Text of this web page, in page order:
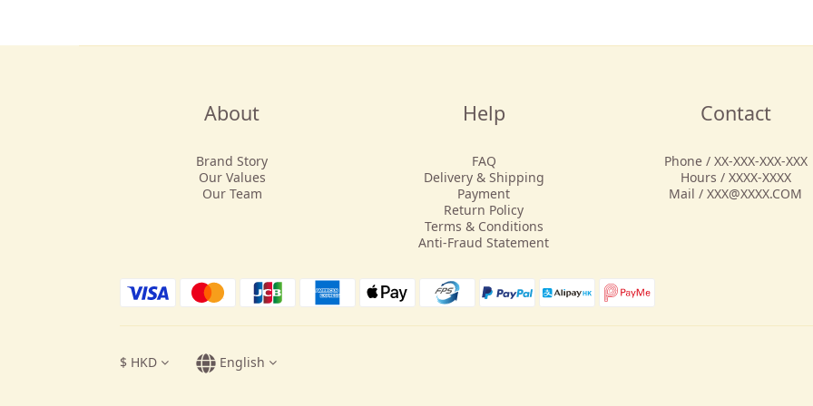
About
Brand Story
Our Values
Our Team
Help
FAQ
Delivery & Shipping
Payment
Return Policy
Terms & Conditions
Anti-Fraud Statement
Contact
Phone / XX-XXX-XXX-XXX
Hours / XXXX-XXXX
Mail / XXX@XXXX.COM
$ HKD English